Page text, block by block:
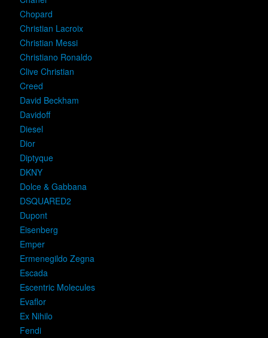
Chopard
Christian Lacroix
Christian Messi
Christiano Ronaldo
Clive Christian
Creed
David Beckham
Davidoff
Diesel
Dior
Diptyque
DKNY
Dolce & Gabbana
DSQUARED2
Dupont
Eisenberg
Emper
Ermenegildo Zegna
Escada
Escentric Molecules
Evaflor
Ex Nihilo
Fendi